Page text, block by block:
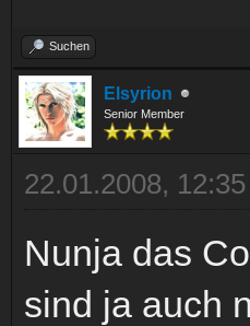
Suchen
Elsyrion
Senior Member
22.01.2008, 12:35
Nunja das
sind ja auch